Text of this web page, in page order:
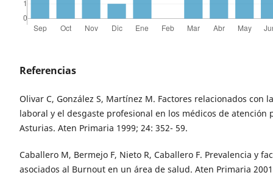
Referencias
Olivar C, González S, Martínez M. Factores relacionados con
laboral y el desgaste profesional en los médicos de atención
Asturias. Aten Primaria 1999; 24: 352- 59.
Caballero M, Bermejo F, Nieto R, Caballero F. Prevalencia y
asociados al Burnout en un área de salud. Aten Primaria